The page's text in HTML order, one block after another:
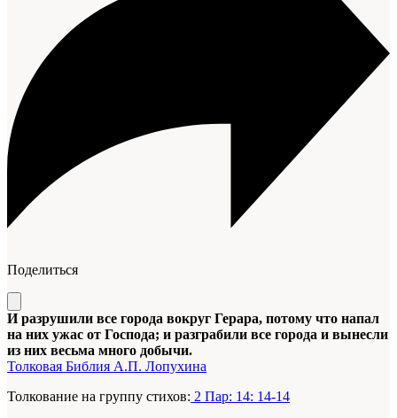
Поделиться
И разрушили все города вокруг Герара, потому что напал
на них ужас от Господа; и разграбили все города и вынесли
из них весьма много добычи.
Толковая Библия А.П. Лопухина
Толкование на группу стихов: 2 Пар: 14: 14-14